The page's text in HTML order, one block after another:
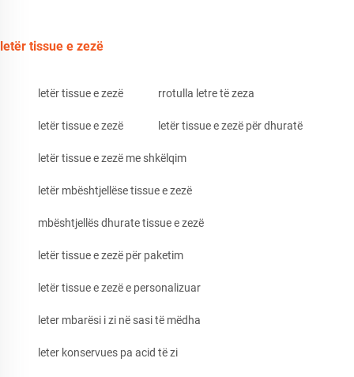
letër tissue e zezë
letër tissue e zezë rrotulla letre të zeza
letër tissue e zezë letër tissue e zezë për dhuratë
letër tissue e zezë me shkëlqim
letër mbështjellëse tissue e zezë
mbështjellës dhurate tissue e zezë
letër tissue e zezë për paketim
letër tissue e zezë e personalizuar
leter mbarësi i zi në sasi të mëdha
leter konservues pa acid të zi